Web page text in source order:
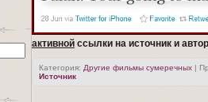
активной ссылки на источник и
Категория: Другие фильмы сумеречных |
Источник